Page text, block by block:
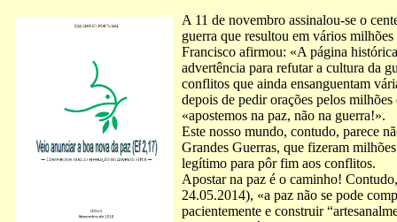
A 11 de novembro assinalou-se o
guerra que resultou em vários
Francisco afirmou: «A página
advertência para refutar a cultura da
conflitos que ainda ensanguentam
depois de pedir orações pelos
«apostemos na paz, não na guerra!».
Este nosso mundo, contudo, parece
Grandes Guerras, que fizeram
legítimo para pôr fim aos conflitos.
Apostar na paz é o caminho!
24.05.2014), «a paz não se pode
pacientemente e construir